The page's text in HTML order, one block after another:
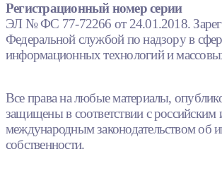
Регистрационный номер серии
ЭЛ № ФС 77-72266 от 24.01.2018.
Федеральной службой по надзору в
информационных технологий и
Все права на любые материалы,
защищены в соответствии с российским
международным законодательством об
собственности.